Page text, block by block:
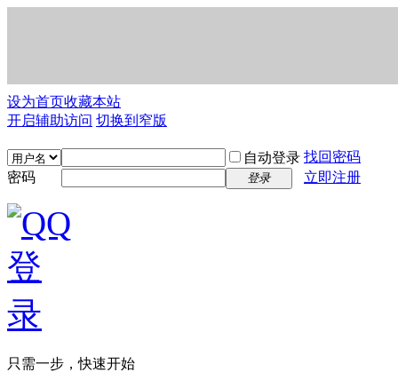
设为首页收藏本站
开启辅助访问 切换到窄版
自动登录 找回密码
密码
登录 立即注册
只需一步，快速开始